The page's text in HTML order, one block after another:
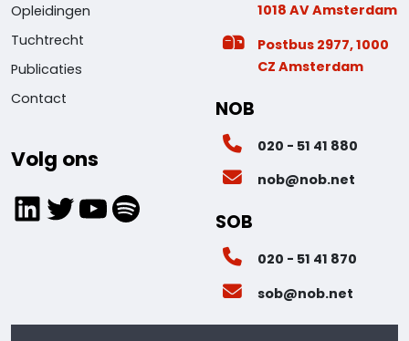
Opleidingen
Tuchtrecht
Publicaties
Contact
Volg ons
LinkedIn
Twitter
YouTube
Spotify
1018 AV Amsterdam
Postbus 2977, 1000
CZ Amsterdam
NOB
020 - 51 41 880
nob@nob.net
SOB
020 - 51 41 870
sob@nob.net